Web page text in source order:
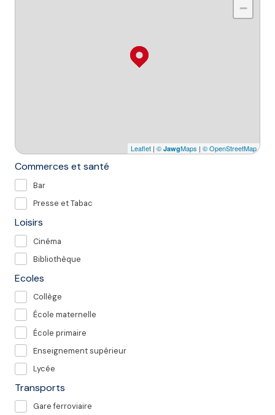
−
Leaflet | © JawgMaps | © OpenStreetMap
Commerces et santé
Bar
Presse et Tabac
Loisirs
Cinéma
Bibliothèque
Ecoles
Collège
École maternelle
École primaire
Enseignement supérieur
Lycée
Transports
Gare ferroviaire